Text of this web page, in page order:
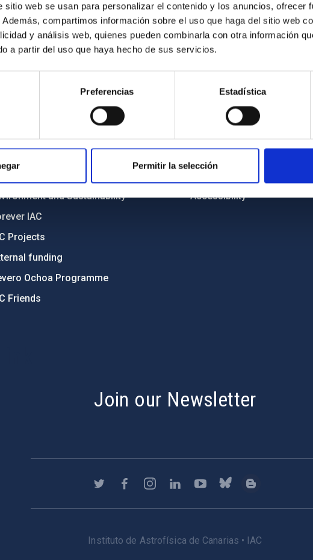
sitio web se usan para personalizar el contenido y los anuncios, ofrecer
compartimos información sobre el uso que haga del sitio web
y análisis web, quienes pueden combinarla con otra información
a partir del uso que haya hecho de sus servicios.
Preferencias Estadística
Permitir la selección
THE IAC
and Sustainability
IAC
Projects
funding
Ochoa Programme
Friends
IAC PORTAL
Sitemap
Accessibility
Join our Newsletter
Instituto de Astrofísica de Canarias • IAC